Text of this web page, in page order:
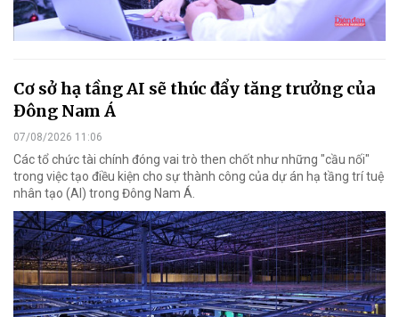
Cơ sở hạ tầng AI sẽ thúc đẩy tăng trưởng của
Đông Nam Á
07/08/2026 11:06
Các tổ chức tài chính đóng vai trò then chốt như những "cầu nối"
trong việc tạo điều kiện cho sự thành công của dự án hạ tầng trí tuệ
nhân tạo (AI) trong Đông Nam Á.